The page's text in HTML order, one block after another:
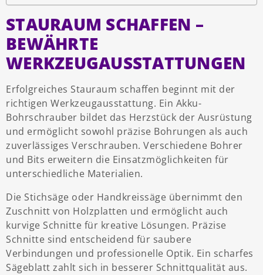
STAURAUM SCHAFFEN –
BEWÄHRTE
WERKZEUGAUSSTATTUNGEN
Erfolgreiches Stauraum schaffen beginnt mit der
richtigen Werkzeugausstattung. Ein Akku-
Bohrschrauber bildet das Herzstück der Ausrüstung
und ermöglicht sowohl präzise Bohrungen als auch
zuverlässiges Verschrauben. Verschiedene Bohrer
und Bits erweitern die Einsatzmöglichkeiten für
unterschiedliche Materialien.
Die Stichsäge oder Handkreissäge übernimmt den
Zuschnitt von Holzplatten und ermöglicht auch
kurvige Schnitte für kreative Lösungen. Präzise
Schnitte sind entscheidend für saubere
Verbindungen und professionelle Optik. Ein scharfes
Sägeblatt zahlt sich in besserer Schnittqualität aus.